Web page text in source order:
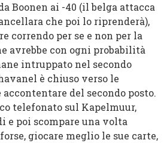
Boonen ai -40 (il belga attacca
che poi lo riprenderà),
correndo per se e non per la
avrebbe con ogni probabilità
intruppato nel secondo
è chiuso verso le
del secondo posto.
telefonato sul Kapelmuur,
e poi scompare una volta
giocare meglio le sue carte,